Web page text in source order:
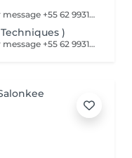
Vous pouvez joindre Daniela Alves par message +55 62 99310-0348 ou par téléphone 661898866
)
Vous pouvez joindre Daniela Alves par message +55 62 99310-0348 ou par téléphone 661898866